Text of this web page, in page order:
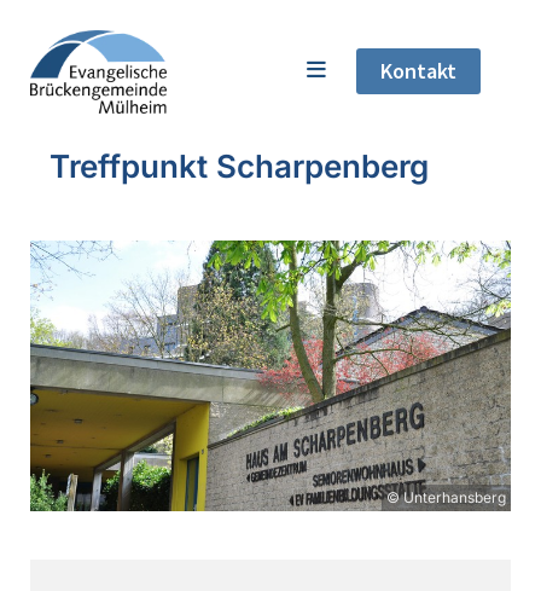
Kontakt
Treffpunkt Scharpenberg
© Unterhansberg